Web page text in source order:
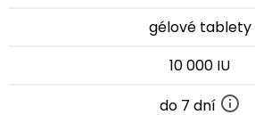
gélové tablety
10 000 IU
do 7 dní